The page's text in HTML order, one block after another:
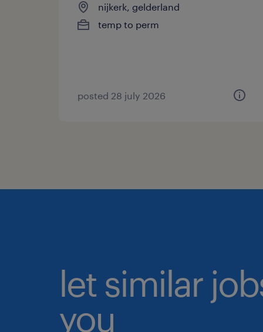
nijkerk, gelderland
temp to perm
posted 28 july 2026
let similar
you